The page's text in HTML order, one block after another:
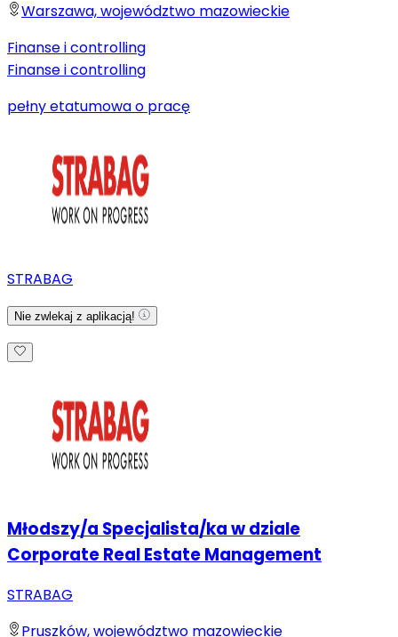
Warszawa, województwo mazowieckie
Finanse i controlling
Finanse i controlling
pełny etatumowa o pracę
STRABAG
Nie zwlekaj z aplikacją!
Młodszy/a Specjalista/ka w dziale
Corporate Real Estate Management
STRABAG
Pruszków, województwo mazowieckie